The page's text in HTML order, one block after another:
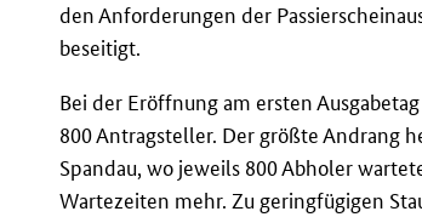
den Anforderungen der
beseitigt.
Bei der Eröffnung am ersten
800 Antragsteller. Der größte Andrang
Spandau, wo jeweils 800 Abholer
Wartezeiten mehr. Zu geringfügigen